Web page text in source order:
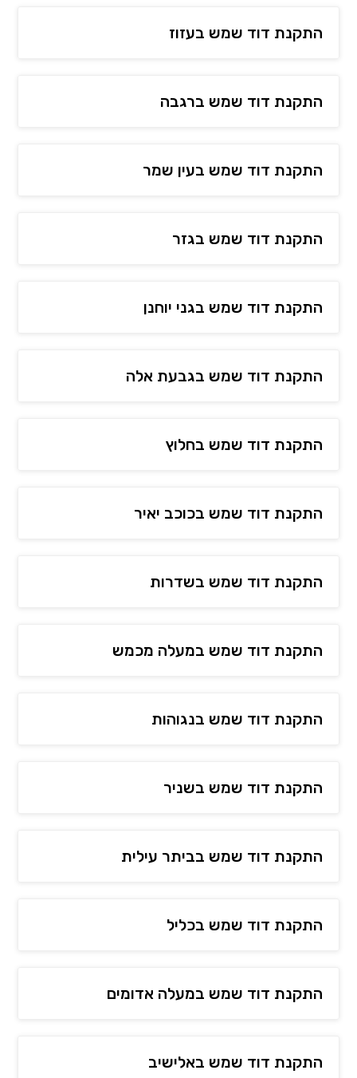
התקנת דוד שמש בעזוז
התקנת דוד שמש ברגבה
התקנת דוד שמש בעין שמר
התקנת דוד שמש בגזר
התקנת דוד שמש בגני יוחנן
התקנת דוד שמש בגבעת אלה
התקנת דוד שמש בחלוץ
התקנת דוד שמש בכוכב יאיר
התקנת דוד שמש בשדרות
התקנת דוד שמש במעלה מכמש
התקנת דוד שמש בנגוהות
התקנת דוד שמש בשניר
התקנת דוד שמש בביתר עילית
התקנת דוד שמש בכליל
התקנת דוד שמש במעלה אדומים
התקנת דוד שמש באלישיב